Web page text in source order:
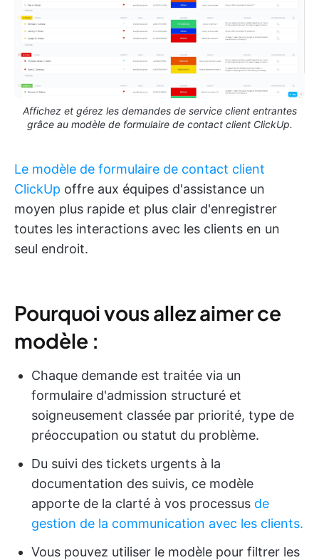
Affichez et gérez les demandes de service client entrantes
grâce au modèle de formulaire de contact client ClickUp.
Le modèle de formulaire de contact client
ClickUp offre aux équipes d'assistance un
moyen plus rapide et plus clair d'enregistrer
toutes les interactions avec les clients en un
seul endroit.
Pourquoi vous allez aimer ce
modèle :
Chaque demande est traitée via un
formulaire d'admission structuré et
soigneusement classée par priorité, type de
préoccupation ou statut du problème.
Du suivi des tickets urgents à la
documentation des suivis, ce modèle
apporte de la clarté à vos processus de
gestion de la communication avec les clients.
Vous pouvez utiliser le modèle pour filtrer les